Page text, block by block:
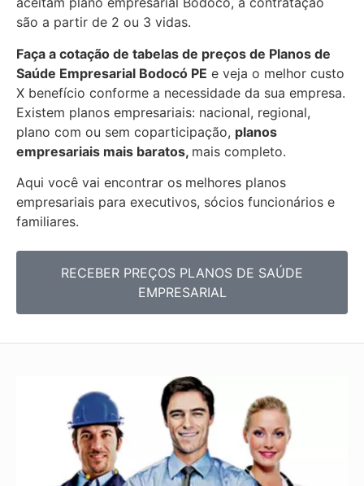
são a partir de 2 ou 3 vidas.
Faça a cotação de tabelas de preços de Planos de
Saúde Empresarial Bodocó PE e veja o melhor custo
X benefício conforme a necessidade da sua empresa.
Existem planos empresariais: nacional, regional,
plano com ou sem coparticipação, planos
empresariais mais baratos, mais completo.
Aqui você vai encontrar os melhores planos
empresariais para executivos, sócios funcionários e
familiares.
RECEBER PREÇOS PLANOS DE SAÚDE
EMPRESARIAL